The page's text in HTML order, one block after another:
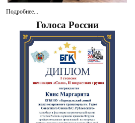
Подробнее...
Голоса России